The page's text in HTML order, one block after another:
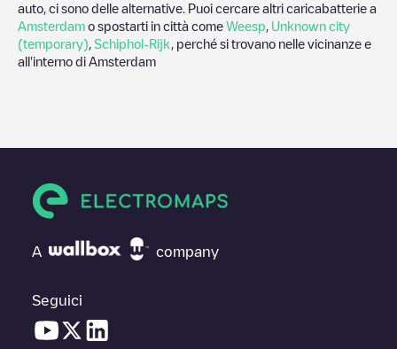
auto, ci sono delle alternative. Puoi cercare altri caricabatterie a
Amsterdam o spostarti in città come Weesp Unknown city
(temporary) Schiphol-Rijk
, perché si trovano nelle vicinanze e
all'interno di Amsterdam
A company
Seguici